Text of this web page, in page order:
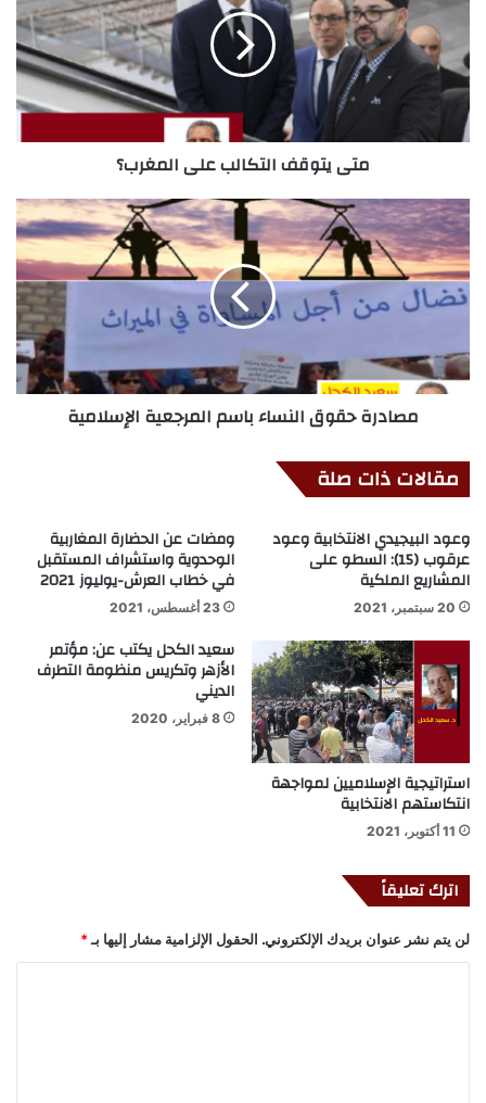
متى يتوقف التكالب على المغرب؟
مصادرة حقوق النساء باسم المرجعية الإسلامية
مقالات ذات صلة
وعود البيجيدي الانتخابية وعود
عرقوب (15): السطو على
المشاريع الملكية
20 سبتمبر، 2021
ومضات عن الحضارة المغاربية
الوحدوية واستشراف المستقبل
في خطاب العرش-يوليوز 2021
23 أغسطس، 2021
استراتيجية الإسلاميين لمواجهة
انتكاستهم الانتخابية
11 أكتوبر، 2021
سعيد الكحل يكتب عن: مؤتمر
الأزهر وتكريس منظومة التطرف
الديني
8 فبراير، 2020
اترك تعليقاً
لن يتم نشر عنوان بريدك الإلكتروني. الحقول الإلزامية مشار إليها بـ*